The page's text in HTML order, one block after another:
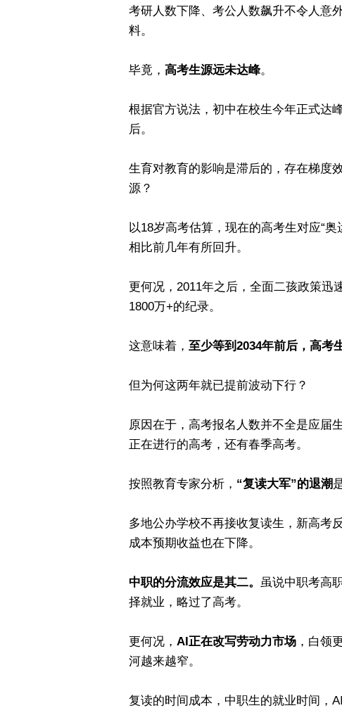
考研人数下降、考公人数飙升不令人意
料。
毕竟， 高考生源远未达峰。
根据官方说法，初中在校生今年正式达
后。
生育对教育的影响是滞后的，存在梯度
源？
以18岁高考估算，现在的高考生对应“
相比前几年有所回升。
更何况，2011年之后，全面二孩政策迅
1800万+的纪录。
这意味着， 至少等到2034年前后，高考
但为何这两年就已提前波动下行？
原因在于，高考报名人数并不全是应届
正在进行的高考，还有春季高考。
按照教育专家分析， “复读大军”的退潮
多地公办学校不再接收复读生，新高考
成本预期收益也在下降。
中职的分流效应是其二。 虽说中职考高
择就业，略过了高考。
更何况， AI正在改写劳动力市场 ，白领
河越来越窄。
复读的时间成本，中职生的就业时间，